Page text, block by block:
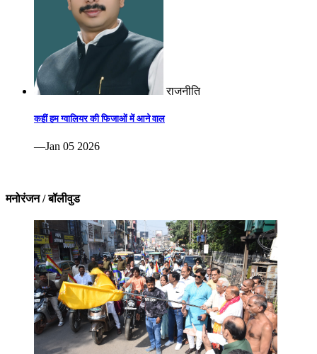
राजनीति
कहीं हम ग्वालियर की फिजाओं में आने वाल
—Jan 05 2026
मनोरंजन / बॉलीवुड